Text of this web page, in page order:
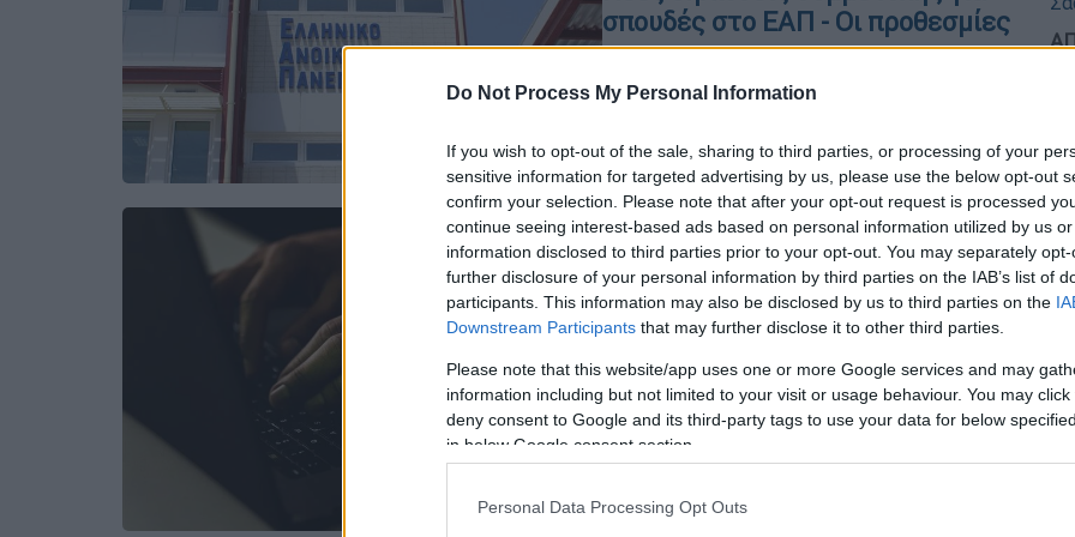
Do Not Process My Personal Information
If you wish to opt-out of the sale, sharing to third parties, or processing of your
sensitive information for targeted advertising by us, please use the below opt-out
confirm your selection. Please note that after your opt-out request is processed
continue seeing interest-based ads based on personal information utilized by us
information disclosed to third parties prior to your opt-out. You may separately
further disclosure of your personal information by third parties on the IAB’s list of
participants. This information may also be disclosed by us to third parties on the
Downstream Participants that may further disclose it to other third parties.
Please note that this website/app uses one or more Google services and may
information including but not limited to your visit or usage behaviour. You may
deny consent to Google and its third-party tags to use your data for below
in below Google consent section.
Personal Data Processing Opt Outs
σπουδές στο ΕΑΠ - Οι προθεσμίες
Ελλάδα|14.05.2024 13:10
Μόνιμοι στο ΕΑΠ μέσω
διαγωνισμού ΑΣΕΠ - Οι
ειδικότητες
Σε ποιο στάδιο βρίσκεται η
προκήρυξη ΑΣΕΠ για το Ελληνικό
Ανοικτό Πανεπιστήμιο